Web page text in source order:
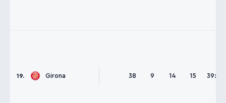
19. Girona 38 9 14 15 39:55